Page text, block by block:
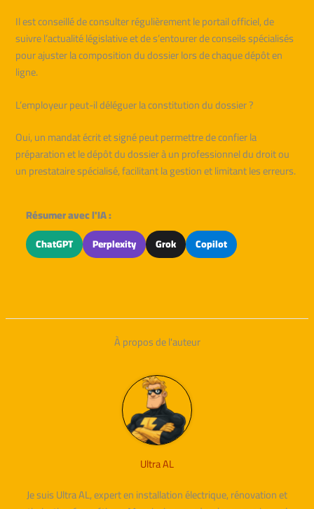
Il est conseillé de consulter régulièrement le portail officiel, de
suivre l’actualité législative et de s’entourer de conseils spécialisés
pour ajuster la composition du dossier lors de chaque dépôt en
ligne.
L’employeur peut-il déléguer la constitution du dossier ?
Oui, un mandat écrit et signé peut permettre de confier la
préparation et le dépôt du dossier à un professionnel du droit ou
un prestataire spécialisé, facilitant la gestion et limitant les erreurs.
Résumer avec l'IA :
ChatGPT Perplexity Grok Copilot
À propos de l'auteur
Ultra AL
Je suis Ultra AL, expert en installation électrique, rénovation et